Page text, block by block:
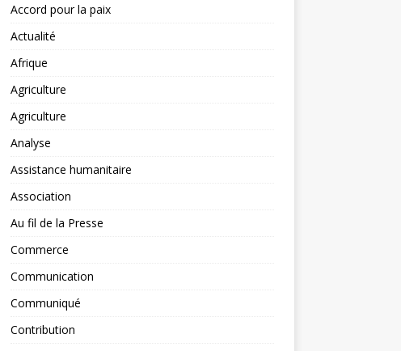
Accord pour la paix
Actualité
Afrique
Agriculture
Agriculture
Analyse
Assistance humanitaire
Association
Au fil de la Presse
Commerce
Communication
Communiqué
Contribution